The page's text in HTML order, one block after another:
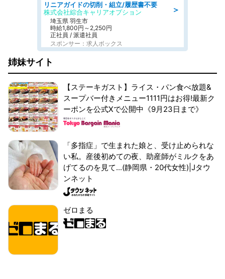
＞
リニアガイドの切削・組立/履歴書不要
株式会社綜合キャリアオプション
埼玉県 羽生市
時給1,800円～2,250円
正社員 / 派遣社員
スポンサー：求人ボックス
姉妹サイト
【ステーキガスト】ライス・パン食べ放題&
スープバー付きメニュー1111円はお得!最新ク
ーポンを公式Xで公開中《9月23日まで》
「多指症」で生まれた娘と、受け止められな
い私。産後初めての夜、助産師がミルクをあ
げてるのを見て...(静岡県・20代女性)|Jタウ
ンネット
ゼロまる